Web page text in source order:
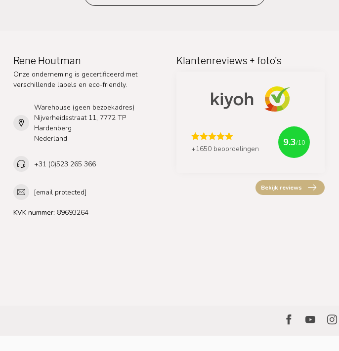
Rene Houtman
Onze onderneming is gecertificeerd met
verschillende labels en eco-friendly.
Warehouse (geen bezoekadres)
Nijverheidsstraat 11, 7772 TP
Hardenberg
Nederland
+31 (0)523 265 366
[email protected]
KVK nummer: 89693264
Klantenreviews + foto's
+1650 beoordelingen
9.3/10
Bekijk reviews